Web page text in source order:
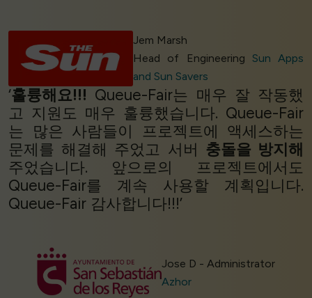
Jem Marsh
Head of Engineering Sun Apps
and Sun Savers
‘훌륭해요!!! Queue-Fair는 매우 잘 작동했
고 지원도 매우 훌륭했습니다. Queue-Fair
는 많은 사람들이 프로젝트에 액세스하는
문제를 해결해 주었고 서버 충돌을 방지해
주었습니다. 앞으로의 프로젝트에서도
Queue-Fair를 계속 사용할 계획입니다.
Queue-Fair 감사합니다!!!’
Jose D - Administrator
Azhor